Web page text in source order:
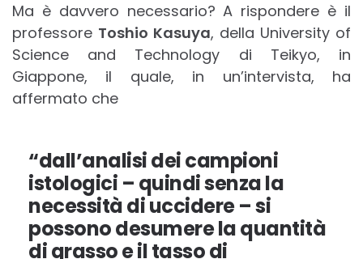
Ma è davvero necessario? A rispondere è il
professore Toshio Kasuya, della University of
Science and Technology di Teikyo, in
Giappone, il quale, in un’intervista, ha
affermato che
“dall’analisi dei campioni
istologici – quindi senza la
necessità di uccidere – si
possono desumere la quantità
di grasso e il tasso di